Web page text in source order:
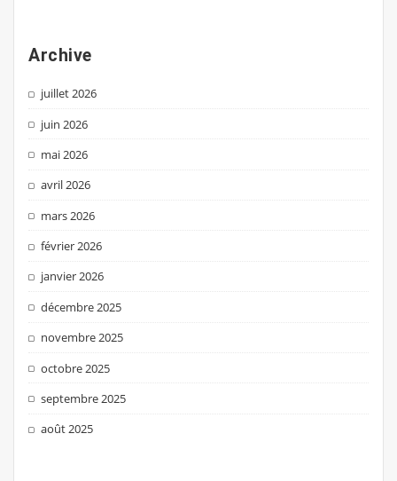
Archive
juillet 2026
juin 2026
mai 2026
avril 2026
mars 2026
février 2026
janvier 2026
décembre 2025
novembre 2025
octobre 2025
septembre 2025
août 2025